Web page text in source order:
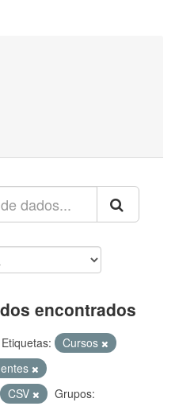
encontrados
Etiquetas:
Cursos
CSV
Grupos: